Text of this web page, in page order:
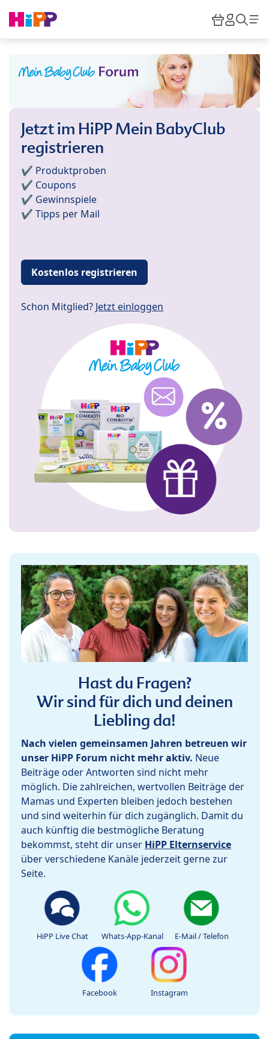
HiPP
Jetzt im HiPP Mein BabyClub
registrieren
✔️ Produktproben
✔️ Coupons
✔️ Gewinnspiele
✔️ Tipps per Mail
Kostenlos registrieren
Schon Mitglied? Jetzt einloggen
Hast du Fragen?
Wir sind für dich und deinen
Liebling da!
Nach vielen gemeinsamen Jahren betreuen wir
unser HiPP Forum nicht mehr aktiv. Neue
Beiträge oder Antworten sind nicht mehr
möglich. Die zahlreichen, wertvollen Beiträge der
Mamas und Experten bleiben jedoch bestehen
und sind weiterhin für dich zugänglich. Damit du
auch künftig die bestmögliche Beratung
bekommst, steht dir unser HiPP Elternservice
über verschiedene Kanäle jederzeit gerne zur
Seite.
HiPP Live Chat Whats-App-Kanal E-Mail / Telefon
Facebook Instagram